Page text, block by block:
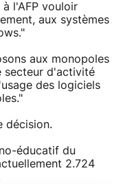
l'AFP vouloir
aux systèmes
aux monopoles
secteur d'activité
des logiciels
décision.
éducatif du
2.724